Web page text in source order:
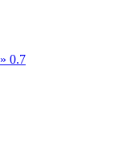
0.7